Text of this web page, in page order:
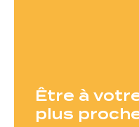
Être à
plus